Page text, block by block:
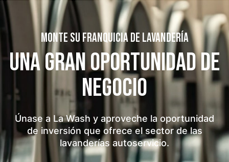
MONTE SU FRANQUICIA DE LAVANDERÍA
UNA GRAN OPORTUNIDADDE
NEGOCIO
Únase a La Wash y aproveche la oportunidad
de inversión que ofrece el sector de las
lavanderías autoservicio.